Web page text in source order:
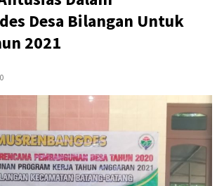
Desa Bilangan Untuk
2021